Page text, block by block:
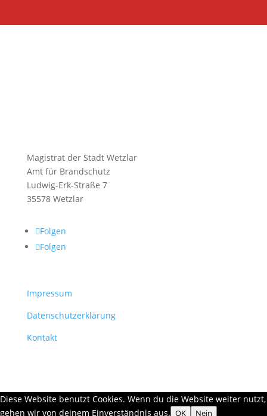
Magistrat der Stadt Wetzlar
Amt für Brandschutz
Ludwig-Erk-Straße 7
35578 Wetzlar
Folgen
Folgen
Impressum
Datenschutzerklärung
Kontakt
Diese Website benutzt Cookies. Wenn du die Website weiter nutzt,
gehen wir von deinem Einverständnis aus. OK Nein